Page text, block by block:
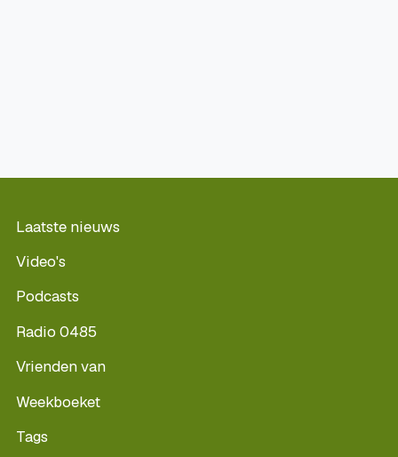
Laatste nieuws
Video's
Podcasts
Radio 0485
Vrienden van
Weekboeket
Tags